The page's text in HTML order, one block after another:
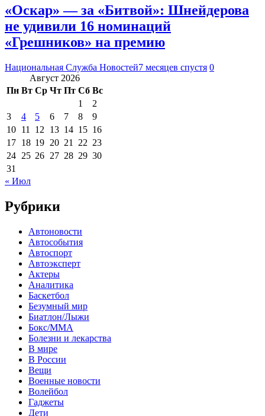
«Оскар» — за «Битвой»: Шнейдерова
не удивили 16 номинаций
«Грешников» на премию
Национальная Служба Новостей7 месяцев спустя 0
Август 2026
Пн Вт Ср Чт Пт Сб Вс
1
2
3
4 5 6 7 8
9
10 11 12 13 14 15 16
17 18 19 20 21 22 23
24 25 26 27 28 29 30
31
« Июл
Рубрики
Автоновости
Автособытия
Автоспорт
Автоэксперт
Актеры
Аналитика
Баскетбол
Безумный мир
Биатлон/Лыжи
Бокс/MMA
Болезни и лекарства
В мире
В России
Вещи
Военные новости
Волейбол
Гаджеты
Дети